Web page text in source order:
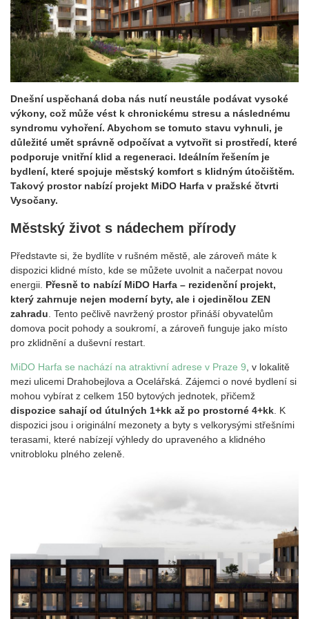
Dnešní uspěchaná doba nás nutí neustále podávat vysoké
výkony, což může vést k chronickému stresu a následnému
syndromu vyhoření. Abychom se tomuto stavu vyhnuli, je
důležité umět správně odpočívat a vytvořit si prostředí, které
podporuje vnitřní klid a regeneraci. Ideálním řešením je
bydlení, které spojuje městský komfort s klidným útočištěm.
Takový prostor nabízí projekt MiDO Harfa v pražské čtvrti
Vysočany.
Městský život s nádechem přírody
Představte si, že bydlíte v rušném městě, ale zároveň máte k
dispozici klidné místo, kde se můžete uvolnit a načerpat novou
energii. Přesně to nabízí MiDO Harfa – rezidenční projekt,
který zahrnuje nejen moderní byty, ale i ojedinělou ZEN
zahradu . Tento pečlivě navržený prostor přináší obyvatelům
domova pocit pohody a soukromí, a zároveň funguje jako místo
pro zklidnění a duševní restart.
MiDO Harfa se nachází na atraktivní adrese v Praze 9 , v lokalitě
mezi ulicemi Drahobejlova a Ocelářská. Zájemci o nové bydlení si
mohou vybírat z celkem 150 bytových jednotek, přičemž
dispozice sahají od útulných 1+kk až po prostorné 4+kk . K
dispozici jsou i originální mezonety a byty s velkorysými střešními
terasami, které nabízejí výhledy do upraveného a klidného
vnitrobloku plného zeleně.